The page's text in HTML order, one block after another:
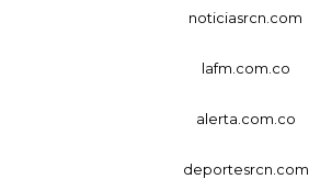
noticiasrcn.com
lafm.com.co
alerta.com.co
deportesrcn.com